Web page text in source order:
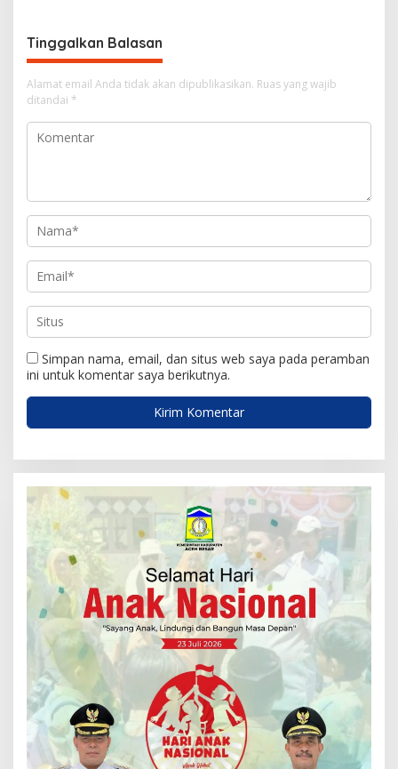
a
s
i
p
o
Tinggalkan Balasan
Alamat email Anda tidak akan dipublikasikan. Ruas yang wajib
ditandai *
Simpan nama, email, dan situs web saya pada peramban
ini untuk komentar saya berikutnya.